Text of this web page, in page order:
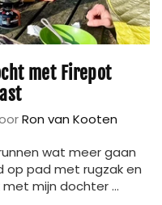
met Firepot
Ron van Kooten
wat meer gaan
op pad met rugzak en
mijn dochter ...